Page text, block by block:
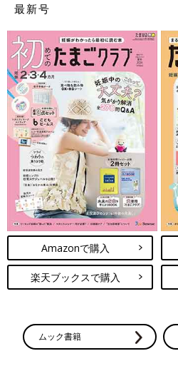
ます。
最新号
Amazonで購入
楽天ブックスで購入
ムック書籍